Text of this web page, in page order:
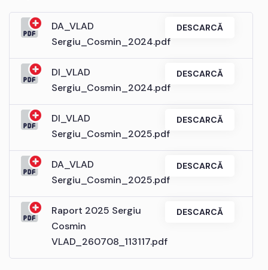
DA_VLAD
Sergiu_Cosmin_2024.pdf
DESCARCĂ
DI_VLAD
Sergiu_Cosmin_2024.pdf
DESCARCĂ
DI_VLAD
Sergiu_Cosmin_2025.pdf
DESCARCĂ
DA_VLAD
Sergiu_Cosmin_2025.pdf
DESCARCĂ
Raport 2025 Sergiu
Cosmin
VLAD_260708_113117.pdf
DESCARCĂ